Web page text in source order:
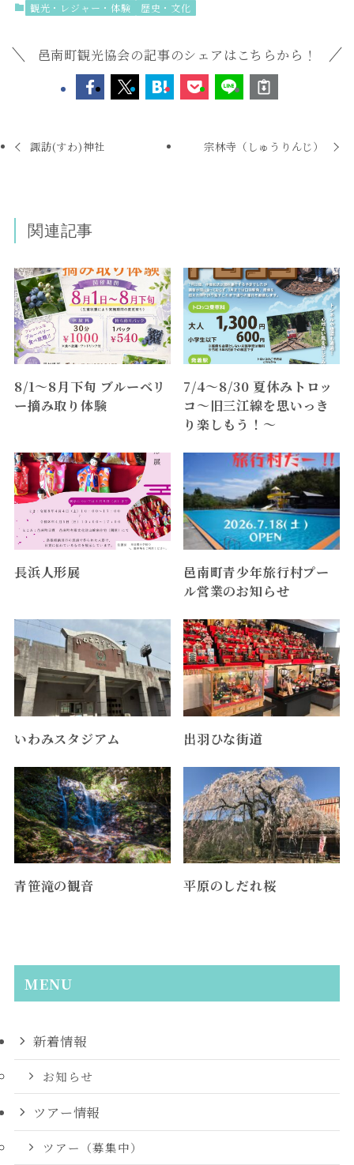
観光・レジャー・体験 歴史・文化
邑南町観光協会の記事のシェアはこちらから！
諏訪(すわ)神社 宗林寺（しゅうりんじ）
関連記事
8/1～8月下旬 ブルーベリ
ー摘み取り体験
7/4～8/30 夏休みトロッ
コ～旧三江線を思いっき
り楽しもう！～
長浜人形展
邑南町青少年旅行村プー
ル営業のお知らせ
いわみスタジアム 出羽ひな街道
青笹滝の観音 平原のしだれ桜
MENU
新着情報
お知らせ
ツアー情報
ツアー（募集中）